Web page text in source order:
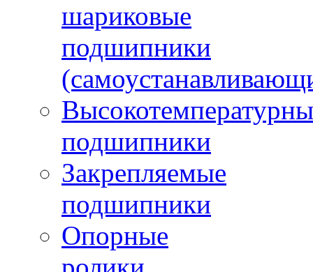
шариковые
подшипники
подшипники
Закрепляемые
подшипники
Опорные